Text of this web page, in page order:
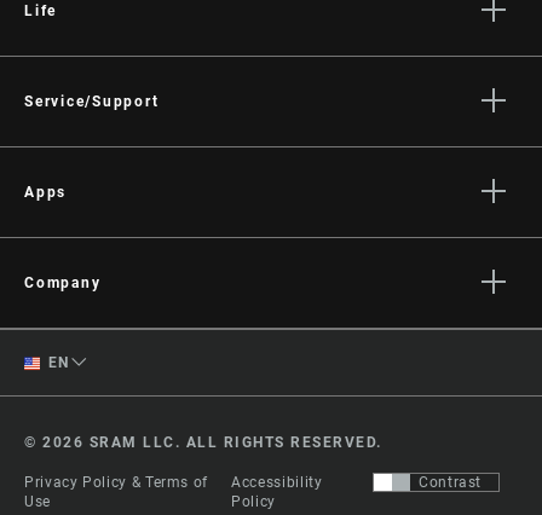
Life
Culture
Service/Support
Dealer Support
Apps
AXS on Google Play
Company
Media
Logos
Locations
© 2026 SRAM LLC. ALL RIGHTS RESERVED.
Privacy Policy & Terms of
Use
Accessibility
Policy
Contrast
EN